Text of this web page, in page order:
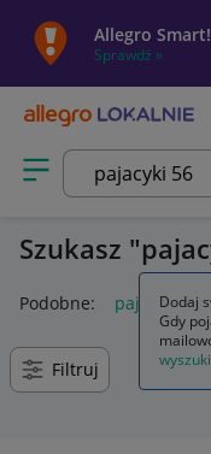
Allegro
Sprawdź »
Otwórz menu z
Szukasz
Podobne:
pajacyki
Filtruj
Dodaj
Gdy